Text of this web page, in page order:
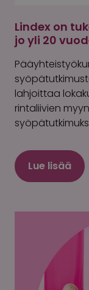
Lindex on
jo yli 20
lahjoittaa
rintaliivien
Lue lisää